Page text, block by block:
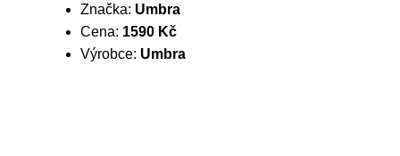
Značka: Umbra
Cena: 1590 Kč
Výrobce: Umbra